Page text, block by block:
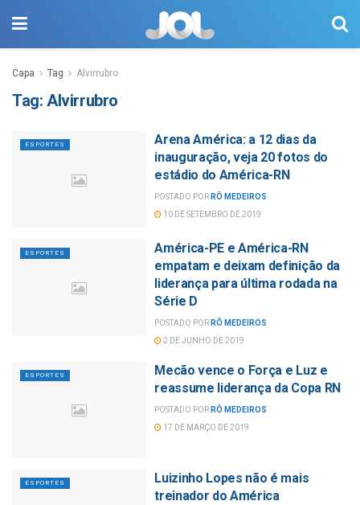
Capa Tag Alvirrubro
Tag: Alvirrubro
ESPORTES
Arena América: a 12 dias da
inauguração, veja 20 fotos do
estádio do América-RN
POSTADO POR RÔ MEDEIROS
10 DE SETEMBRO DE 2019
ESPORTES
América-PE e América-RN
empatam e deixam definição da
liderança para última rodada na
Série D
POSTADO POR RÔ MEDEIROS
2 DE JUNHO DE 2019
ESPORTES
Mecão vence o Força e Luz e
reassume liderança da Copa RN
POSTADO POR RÔ MEDEIROS
17 DE MARÇO DE 2019
ESPORTES
Luizinho Lopes não é mais
treinador do América